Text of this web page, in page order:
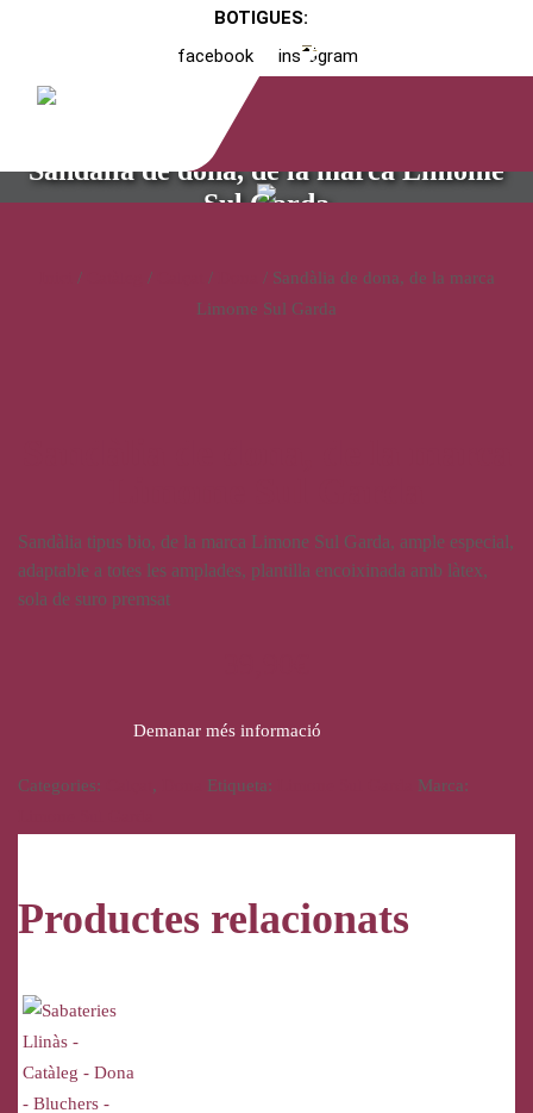
BOTIGUES:
facebook
instagram
Sandàlia de dona, de la marca Limome
Sul Garda
/ / /
/ Sandàlia de dona, de la marca
Limome Sul Garda
Sandàlia tipus bio, de la marca Limone Sul Garda, ample especial,
adaptable a totes les amplades, plantilla encoixinada amb làtex,
sola de suro premsat
Demanar més informació
Categories: , Etiqueta:
Marca:
Productes relacionats